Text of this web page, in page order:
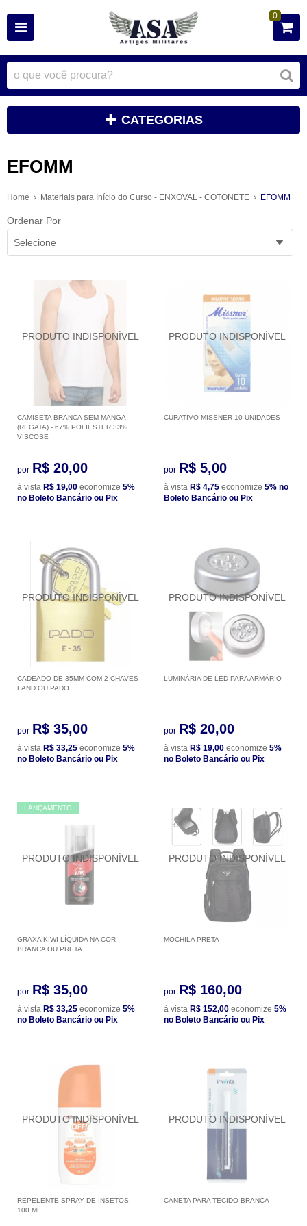
0
CATEGORIAS
EFOMM
Home Materiais para Início do Curso - ENXOVAL - COTONETE EFOMM
Ordenar Por
Selecione
CAMISETA BRANCA SEM MANGA
(REGATA) - 67% POLIÉSTER 33%
VISCOSE
por R$ 20,00
à vista R$ 19,00 economize 5%
no Boleto Bancário ou Pix
CURATIVO MISSNER 10 UNIDADES
por R$ 5,00
à vista R$ 4,75 economize 5% no
Boleto Bancário ou Pix
CADEADO DE 35MM COM 2 CHAVES
LAND OU PADO
por R$ 35,00
à vista R$ 33,25 economize 5%
no Boleto Bancário ou Pix
LUMINÁRIA DE LED PARA ARMÁRIO
por R$ 20,00
à vista R$ 19,00 economize 5%
no Boleto Bancário ou Pix
LANÇAMENTO
GRAXA KIWI LÍQUIDA NA COR
BRANCA OU PRETA
por R$ 35,00
à vista R$ 33,25 economize 5%
no Boleto Bancário ou Pix
MOCHILA PRETA
por R$ 160,00
à vista R$ 152,00 economize 5%
no Boleto Bancário ou Pix
REPELENTE SPRAY DE INSETOS -
100 ML
CANETA PARA TECIDO BRANCA